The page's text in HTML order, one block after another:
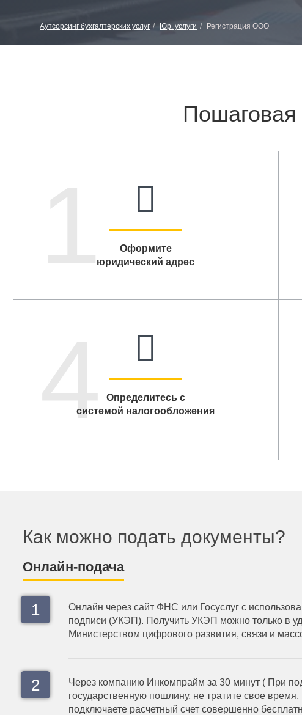
Аутсорсинг бухгалтерских услуг Юр. услуги Регистрация ООО
1
Оформите
юридический адрес
4 Определитесь с
системой налогообложения
Как можно подать документы?
Онлайн-подача
Онлайн через сайт ФНС или Госуслуг с
подписи (УКЭП). Получить УКЭП можно только в
Министерством цифрового развития, связи и
Через компанию Инкомпрайм за 30 минут ( При
государственную пошлину, не тратите свое
подключаете расчетный счет совершенно